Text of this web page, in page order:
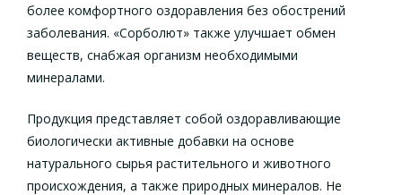
более комфортного оздоравления без обострений
заболевания. «Сорболют» также улучшает обмен
веществ, снабжая организм необходимыми
минералами.
Продукция представляет собой оздоравливающие
биологически активные добавки на основе
натурального сырья растительного и животного
происхождения, а также природных минералов. Не